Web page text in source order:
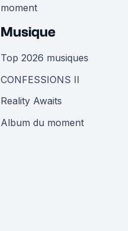
moment
Musique
Top 2026 musiques
CONFESSIONS II
Reality Awaits
Album du moment